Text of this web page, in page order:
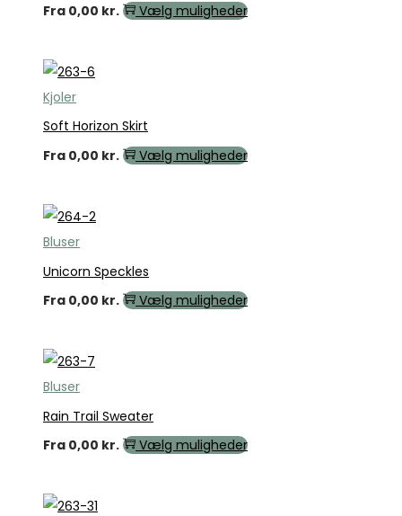
Fra 0,00 kr. Vælg muligheder
Kjoler
Soft Horizon Skirt
Fra 0,00 kr. Vælg muligheder
Bluser
Unicorn Speckles
Fra 0,00 kr. Vælg muligheder
Bluser
Rain Trail Sweater
Fra 0,00 kr. Vælg muligheder